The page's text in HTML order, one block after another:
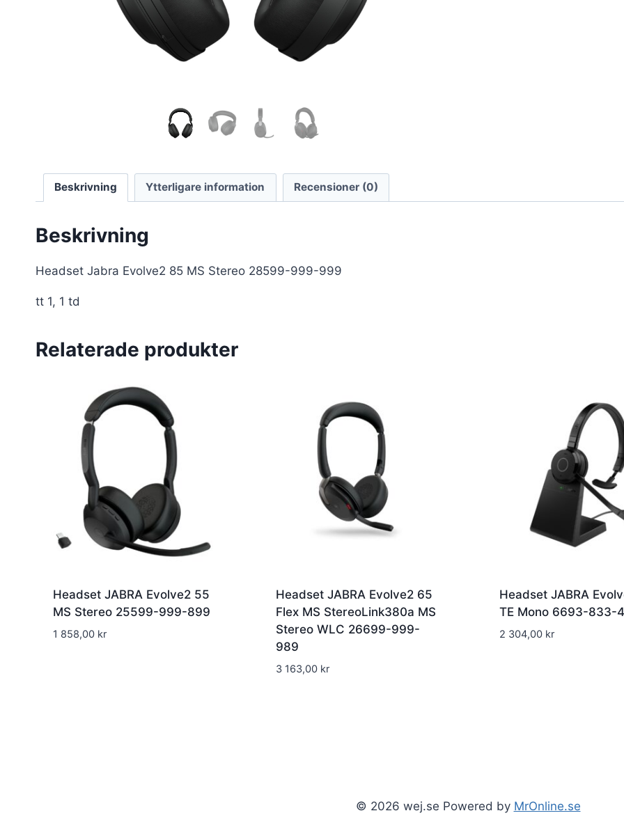
Beskrivning Ytterligare information Recensioner (0)
Beskrivning
Headset Jabra Evolve2 85 MS Stereo 28599-999-999
tt 1, 1 td
Relaterade produkter
Headset JABRA Evolve2 55
MS Stereo 25599-999-899
1 858,00 kr
Headset JABRA Evolve2 65
Flex MS StereoLink380a MS
Stereo WLC 26699-999-
989
3 163,00 kr
Headset JABRA
TE Mono 6693-833-
2 304,00 kr
© 2026 wej.se Powered by MrOnline.se